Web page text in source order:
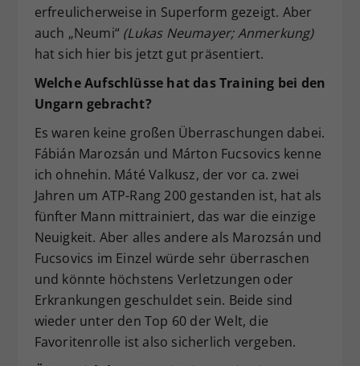
erfreulicherweise in Superform gezeigt. Aber
auch „Neumi“ (Lukas Neumayer; Anmerkung)
hat sich hier bis jetzt gut präsentiert.
Welche Aufschlüsse hat das Training bei den
Ungarn gebracht?
Es waren keine großen Überraschungen dabei.
Fábián Marozsán und Márton Fucsovics kenne
ich ohnehin. Máté Valkusz, der vor ca. zwei
Jahren um ATP-Rang 200 gestanden ist, hat als
fünfter Mann mittrainiert, das war die einzige
Neuigkeit. Aber alles andere als Marozsán und
Fucsovics im Einzel würde sehr überraschen
und könnte höchstens Verletzungen oder
Erkrankungen geschuldet sein. Beide sind
wieder unter den Top 60 der Welt, die
Favoritenrolle ist also sicherlich vergeben.